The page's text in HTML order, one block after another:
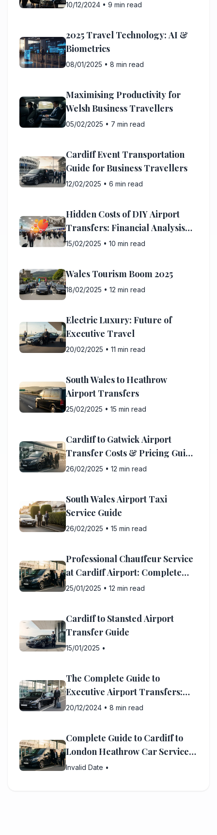
10/12/2024 • 9 min read
2025 Travel Technology: AI &
Biometrics
08/01/2025 • 8 min read
Maximising Productivity for
Welsh Business Travellers
05/02/2025 • 7 min read
Cardiff Event Transportation
Guide for Business Travellers
12/02/2025 • 6 min read
Hidden Costs of DIY Airport
Transfers: Financial Analysis
2025
15/02/2025 • 10 min read
Wales Tourism Boom 2025
18/02/2025 • 12 min read
Electric Luxury: Future of
Executive Travel
20/02/2025 • 11 min read
South Wales to Heathrow
Airport Transfers
25/02/2025 • 15 min read
Cardiff to Gatwick Airport
Transfer Costs & Pricing Guide
2025
26/02/2025 • 12 min read
South Wales Airport Taxi
Service Guide
26/02/2025 • 15 min read
Professional Chauffeur Service
at Cardiff Airport: Complete
Guide
25/01/2025 • 12 min read
Cardiff to Stansted Airport
Transfer Guide
15/01/2025 •
The Complete Guide to
Executive Airport Transfers:
What You Need to Know
20/12/2024 • 8 min read
Complete Guide to Cardiff to
London Heathrow Car Service:
Everything You Need to Know
Invalid Date •